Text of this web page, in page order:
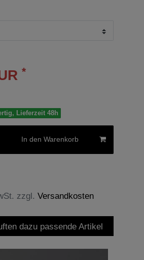
*
Lieferzeit 48h
In den Warenkorb
zzgl. Versandkosten
dazu passende Artikel